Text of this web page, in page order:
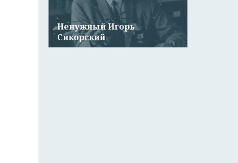
Ненужный Игорь
Сикорский